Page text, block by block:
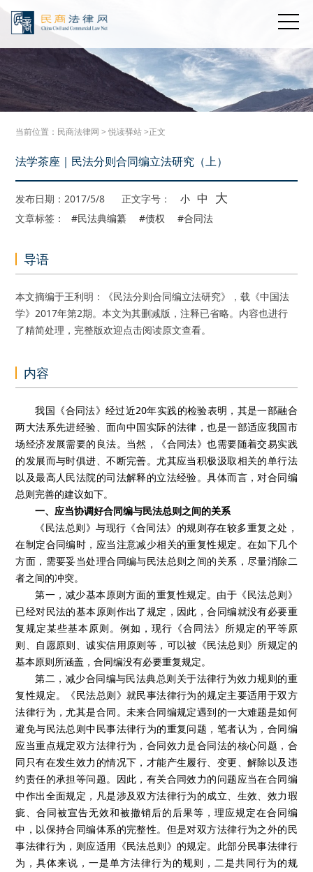
当前位置： 民商法律网 >悦读驿站>正文
法学茶座｜民法分则合同编立法研究（上）
发布日期：2017/5/8 正文字号： 小 中 大
文章标签： #民法典编纂 #债权 #合同法
导语
本文摘编于王利明：《民法分则合同编立法研究》，载《中国法
学》2017年第2期。本文为其删减版，注释已省略。内容也进行
了精简处理，完整版欢迎点击阅读原文查看。
内容
我国《合同法》经过近20年实践的检验表明，其是一部融合
两大法系先进经验、面向中国实际的法律，也是一部适应我国市
场经济发展需要的良法。当然，《合同法》也需要随着交易实践
的发展而与时俱进、不断完善。尤其应当积极汲取相关的单行法
以及最高人民法院的司法解释的立法经验。具体而言，对合同编
总则完善的建议如下。
一、应当协调好合同编与民法总则之间的关系
《民法总则》与现行《合同法》的规则存在较多重复之处，
在制定合同编时，应当注意减少相关的重复性规定。在如下几个
方面，需要妥当处理合同编与民法总则之间的关系，尽量消除二
者之间的冲突。
第一，减少基本原则方面的重复性规定。由于《民法总则》
已经对民法的基本原则作出了规定，因此，合同编就没有必要重
复规定某些基本原则。例如，现行《合同法》所规定的平等原
则、自愿原则、诚实信用原则等，可以被《民法总则》所规定的
基本原则所涵盖，合同编没有必要重复规定。
第二，减少合同编与民法典总则关于法律行为效力规则的重
复性规定。《民法总则》就民事法律行为的规定主要适用于双方
法律行为，尤其是合同。未来合同编规定遇到的一大难题是如何
避免与民法总则中民事法律行为的重复问题，笔者认为，合同编
应当重点规定双方法律行为，合同效力是合同法的核心问题，合
同只有在发生效力的情况下，才能产生履行、变更、解除以及违
约责任的承担等问题。因此，有关合同效力的问题应当在合同编
中作出全面规定，凡是涉及双方法律行为的成立、生效、效力瑕
疵、合同被宣告无效和被撤销后的后果等，理应规定在合同编
中，以保持合同编体系的完整性。但是对双方法律行为之外的民
事法律行为，则应适用《民法总则》的规定。此部分民事法律行
为，具体来说，一是单方法律行为的规则，二是共同行为的规